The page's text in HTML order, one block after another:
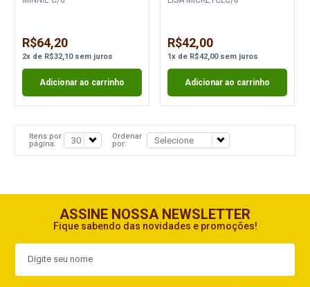
R$64,20
2x de R$32,10sem juros
Adicionar ao carrinho
R$42,00
1xde R$42,00sem juros
Adicionar ao carrinho
Itens por
página:
Ordenar
por:
ASSINE NOSSA NEWSLETTER
Fique sabendo das novidades e promoções!